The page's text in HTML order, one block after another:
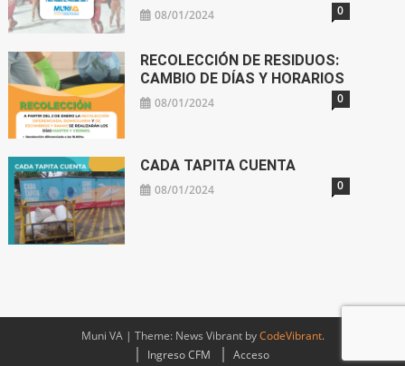
08/01/2024 0
RECOLECCIÓN DE RESIDUOS:
CAMBIO DE DÍAS Y HORARIOS
08/01/2024 0
CADA TAPITA CUENTA
08/01/2024 0
Muni VA | Theme: News Vibrant byCodeVibrant.
Ingreso CFM
Acceso